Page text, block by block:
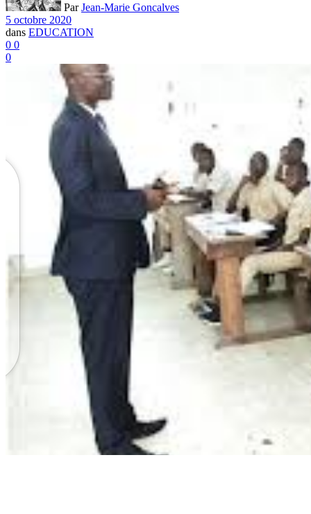
Par Jean-Marie Goncalves
5 octobre 2020
dans EDUCATION
0 0
0